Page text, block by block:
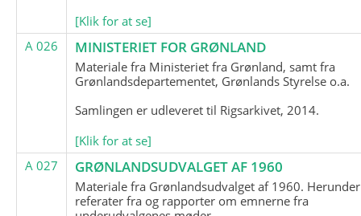
[Klik for at se]
A 026
MINISTERIET FOR GRØNLAND
Materiale fra Ministeriet fra Grønland, samt fra
Grønlandsdepartementet, Grønlands Styrelse o.a.
Samlingen er udleveret til Rigsarkivet, 2014.
[Klik for at se]
A 027
GRØNLANDSUDVALGET AF 1960
Materiale fra Grønlandsudvalget af 1960. Herunder
referater fra og rapporter om emnerne fra